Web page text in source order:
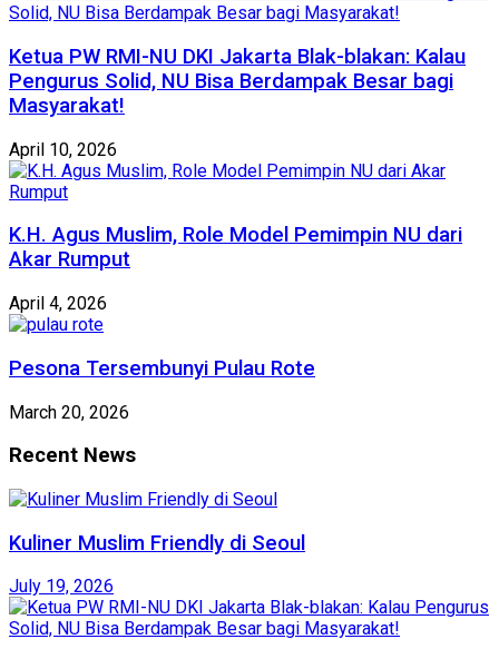
Ketua PW RMI-NU DKI Jakarta Blak-blakan: Kalau
Pengurus Solid, NU Bisa Berdampak Besar bagi
Masyarakat!
April 10, 2026
K.H. Agus Muslim, Role Model Pemimpin NU dari
Akar Rumput
April 4, 2026
Pesona Tersembunyi Pulau Rote
March 20, 2026
Recent News
Kuliner Muslim Friendly di Seoul
July 19, 2026